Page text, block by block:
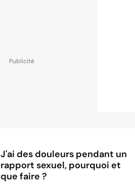
J'ai des douleurs pendant un
rapport sexuel, pourquoi et
que faire ?